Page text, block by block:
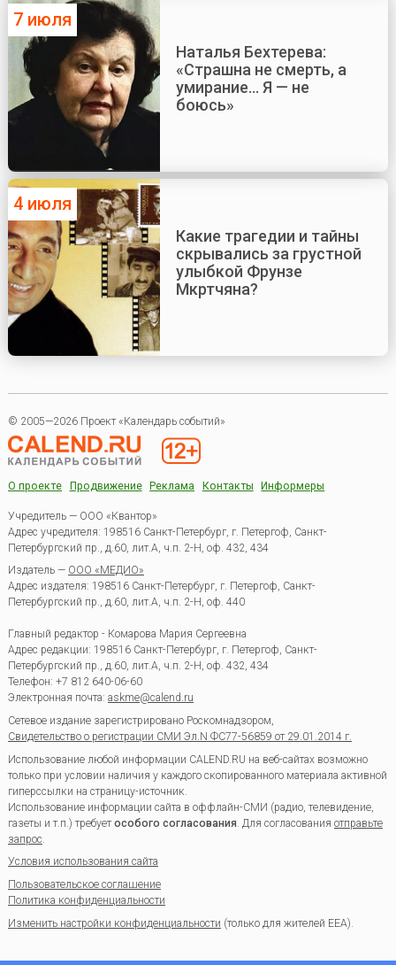
7 июля
Наталья Бехтерева:
«Страшна не смерть, а
умирание... Я — не
боюсь»
4 июля
Какие трагедии и тайны
скрывались за грустной
улыбкой Фрунзе
Мкртчяна?
© 2005—2026 Проект «Календарь событий»
О проекте Продвижение Реклама Контакты Информеры
Учредитель — ООО «Квантор»
Адрес учредителя: 198516 Санкт-Петербург, г. Петергоф, Санкт-
Петербургский пр., д.60, лит.А, ч.п. 2-Н, оф. 432, 434
Издатель — ООО «МЕДИО»
Адрес издателя: 198516 Санкт-Петербург, г. Петергоф, Санкт-
Петербургский пр., д.60, лит.А, ч.п. 2-Н, оф. 440
Главный редактор - Комарова Мария Сергеевна
Адрес редакции: 198516 Санкт-Петербург, г. Петергоф, Санкт-
Петербургский пр., д.60, лит.А, ч.п. 2-Н, оф. 432, 434
Телефон: +7 812 640-06-60
Электронная почта: askme@calend.ru
Сетевое издание зарегистрировано Роскомнадзором,
Свидетельство о регистрации СМИ Эл.N ФС77-56859 от 29.01.2014 г.
Использование любой информации CALEND.RU на веб-сайтах возможно
только при условии наличия у каждого скопированного материала активной
гиперссылки на страницу-источник.
Использование информации сайта в оффлайн-СМИ (радио, телевидение,
газеты и т.п.) требуетособого согласования . Для согласования отправьте
запрос
Условия использования сайта
Пользовательское соглашение
Политика конфиденциальности
Изменить настройки конфиденциальности (только для жителей EEA).